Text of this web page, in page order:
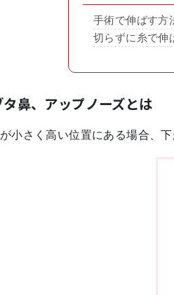
手術で伸ばす方
切らずに糸で伸
タ鼻、アップノーズとは
小さく高い位置にある場合、